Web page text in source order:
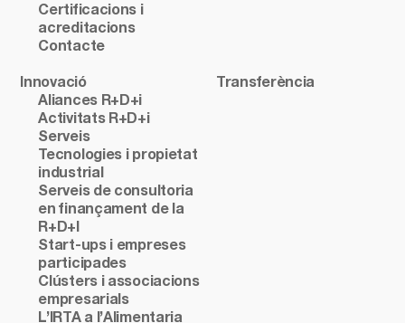
Certificacions i
acreditacions
Contacte
Innovació
Aliances R+D+i
Activitats R+D+i
Serveis
Tecnologies i propietat
industrial
Serveis de consultoria
en finançament de la
R+D+I
Start-ups i empreses
participades
Clústers i associacions
empresarials
L’IRTA a l’Alimentaria
Transferència